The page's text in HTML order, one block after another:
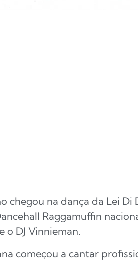
chegou na dança da Lei Di
Raggamuffin
o DJ Vinnieman.
começou a cantar